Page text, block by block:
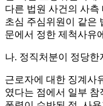
다른 법원 사건의 사측
초심 주심위원이 같은
문에서 정한 제척사유
나. 정직처분이 정당한
근로자에 대한 징계사
였다는 점에서 일부